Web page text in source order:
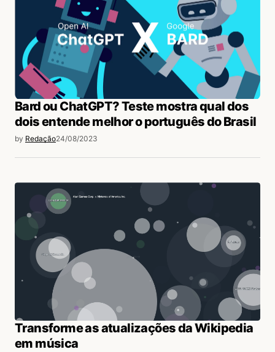
Bard ou ChatGPT? Teste mostra qual dos
dois entende melhor o português do Brasil
by Redação24/08/2023
Transforme as atualizações da Wikipedia
em música